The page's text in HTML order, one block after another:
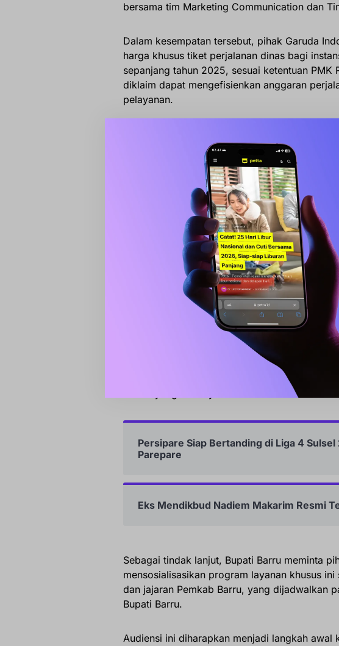
bersama tim Marketing Communication dan
Dalam kesempatan tersebut, pihak Garuda
harga khusus tiket perjalanan dinas bagi
sepanjang tahun 2025, sesuai ketentuan
diklaim dapat mengefisienkan anggaran
pelayanan.
Trending
Lukman B. Kady
Kedatangan Ketum Bahlil
Selain itu, maskapai juga menawarkan
penerbangan langsung dan fasilitas terbaik,
kenyamanan bagi masyarakat Barru yang
Bupati Barru, Andi Ina Kartika Sari,
Garuda Indonesia dalam mendukung
“Kami menyambut baik rencana kerja sama
dengan layanan perjalanan dinas yang efisien
umrah yang tentunya semakin mudah diakses
Persipare Siap Bertanding di Liga 4
Parepare
Eks Mendikbud Nadiem Makarim Resmi
Sebagai tindak lanjut, Bupati Barru meminta
mensosialisasikan program layanan khusus
dan jajaran Pemkab Barru, yang dijadwalkan
Bupati Barru.
Audiensi ini diharapkan menjadi langkah awal